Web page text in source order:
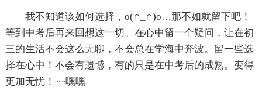
我不知道该如何选择，o(∩_∩)o…那不如就留下吧！
等到中考后再来回想这一切。在心中留一个疑问，让在初
三的生活不会这么无聊，不会总在学海中奔波。留一些选
择在心中！不会有遗憾，有的只是在中考后的成熟。变得
更加无忧！~~嘿嘿